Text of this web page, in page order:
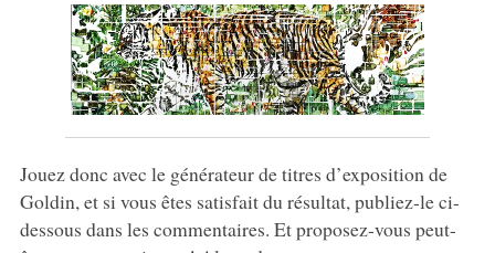
Jouez donc avec le générateur de titres d’exposition de
Goldin, et si vous êtes satisfait du résultat, publiez-le ci-
dessous dans les commentaires. Et proposez-vous peut-